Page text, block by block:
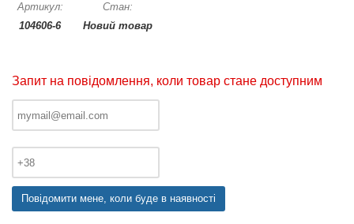
Артикул:
104606-6
Стан:
Новий товар
Запит на повідомлення, коли товар стане доступним
Повідомити мене, коли буде в наявності